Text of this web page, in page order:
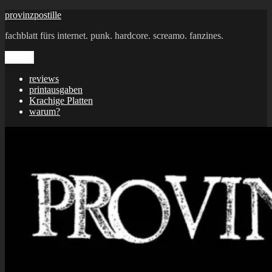
Zum
springen
provinzpostille
fachblatt fürs internet. punk. hardcore. screamo. fanzines.
reviews
printausgaben
Krachige Platten
warum?